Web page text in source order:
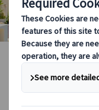
マイバス・ヨーロッパ ギ
カテゴリーから探す